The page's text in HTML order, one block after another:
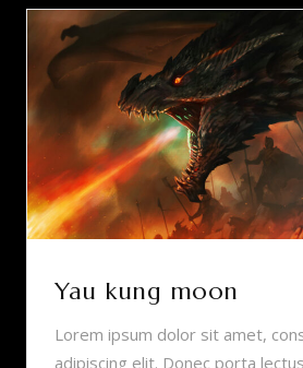
Yau kung moon
Lorem ipsum dolor sit amet,
adipiscing elit. Donec porta